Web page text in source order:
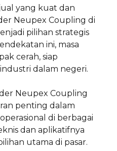
yang kuat dan
Neupex Coupling di
pilihan strategis
ini, masa
cerah, siap
dalam negeri.
Neupex Coupling
penting dalam
di berbagai
dan aplikatifnya
utama di pasar.